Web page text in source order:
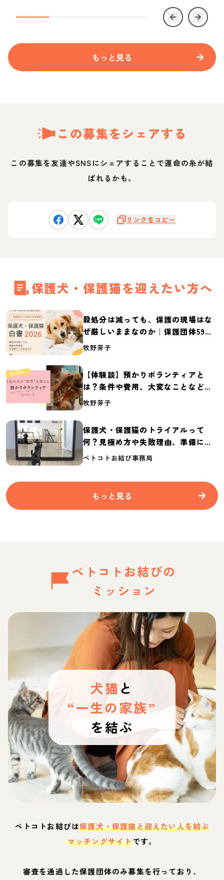
もっと見る
この募集をシェアする
この募集を友達やSNSにシェアすることで運命の糸が結
ばれるかも。
リンクをコピー
保護犬・保護猫を迎えたい方へ
殺処分は減っても、保護の現場はな
ぜ厳しいままなのか｜保護団体59団
体の実態調査【保護犬・保護猫白書
牧野芽子
【体験談】預かりボランティアと
は？条件や費用、大変なことなど紹
介
牧野芽子
保護犬・保護猫のトライアルって
何？見極め方や失敗理由、準備に必
要なものを紹介
ペトコトお結び事務局
もっと見る
ペトコトお結びの
ミッション
犬猫 と
“一生の家族”
を結ぶ
ペトコトお結びは保護犬・保護猫と迎えたい人を結ぶ
マッチングサイトです。
審査を通過した保護団体のみ募集を行っており、